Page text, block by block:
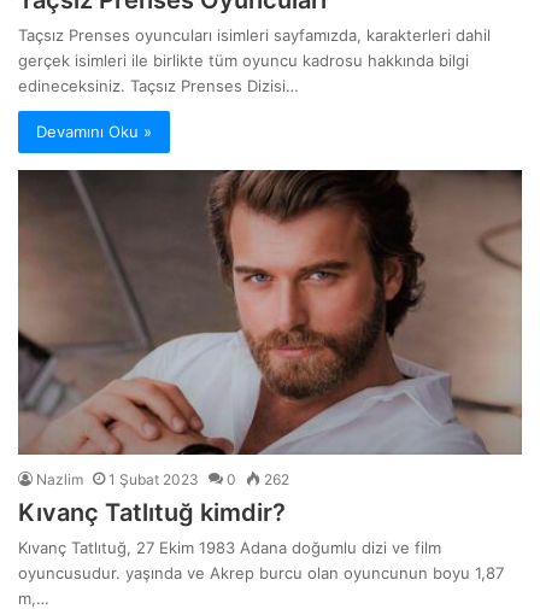
Taçsız Prenses oyuncuları isimleri sayfamızda, karakterleri dahil
gerçek isimleri ile birlikte tüm oyuncu kadrosu hakkında bilgi
edineceksiniz. Taçsız Prenses Dizisi…
Devamını Oku »
Nazlim 1 Şubat 2023 0 262
Kıvanç Tatlıtuğ kimdir?
Kıvanç Tatlıtuğ, 27 Ekim 1983 Adana doğumlu dizi ve film
oyuncusudur. yaşında ve Akrep burcu olan oyuncunun boyu 1,87
m,…